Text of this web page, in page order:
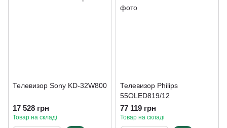
Телевизор Sony KD-32W800
17 528 грн
Товар на складі
Телевизор Philips
55OLED819/12
77 119 грн
Товар на складі